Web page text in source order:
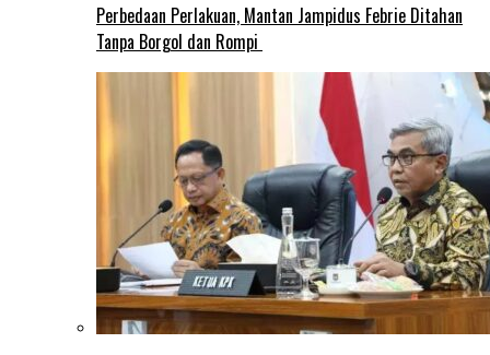
Perbedaan Perlakuan, Mantan Jampidus Febrie Ditahan
Tanpa Borgol dan Rompi